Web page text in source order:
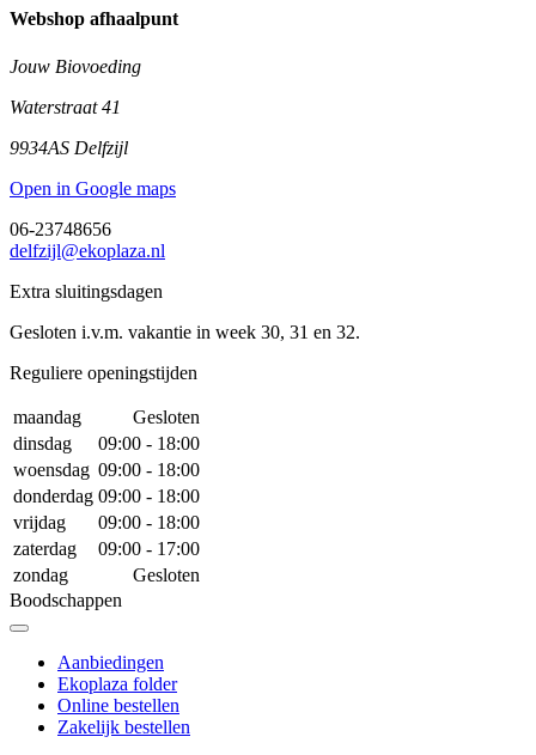
Webshop afhaalpunt
Jouw Biovoeding
Waterstraat 41
9934AS Delfzijl
Open in Google maps
06-23748656
delfzijl@ekoplaza.nl
Extra sluitingsdagen
Gesloten i.v.m. vakantie in week 30, 31 en 32.
Reguliere openingstijden
maandag
Gesloten
dinsdag
09:00 - 18:00
woensdag 09:00 - 18:00
donderdag 09:00 - 18:00
vrijdag
09:00 - 18:00
zaterdag
09:00 - 17:00
zondag
Gesloten
Boodschappen
Aanbiedingen
Ekoplaza folder
Online bestellen
Zakelijk bestellen